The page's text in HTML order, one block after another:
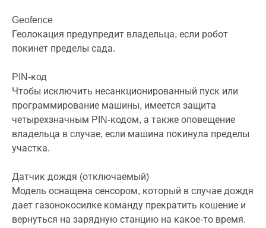
Geofence
Геолокация предупредит владельца, если робот
покинет пределы сада.
PIN-код
Чтобы исключить несанкционированный пуск или
программирование машины, имеется защита
четырехзначным PIN-кодом, а также оповещение
владельца в случае, если машина покинула пределы
участка.
Датчик дождя (отключаемый)
Модель оснащена сенсором, который в случае дождя
дает газонокосилке команду прекратить кошение и
вернуться на зарядную станцию на какое-то время.